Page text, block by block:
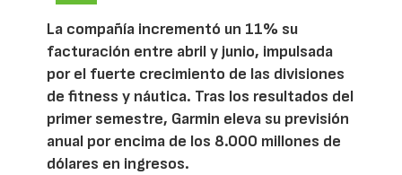
La compañía incrementó un 11% su
facturación entre abril y junio, impulsada
por el fuerte crecimiento de las divisiones
de fitness y náutica. Tras los resultados del
primer semestre, Garmin eleva su previsión
anual por encima de los 8.000 millones de
dólares en ingresos.